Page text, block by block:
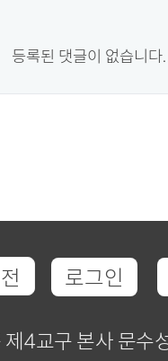
등록된 댓글이 없습니다.
로그인
4교구 본사 문수